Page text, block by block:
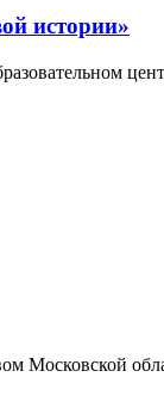
истории»
Московской